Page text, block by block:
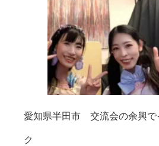
愛知県半田市 交流会の余興で
ク